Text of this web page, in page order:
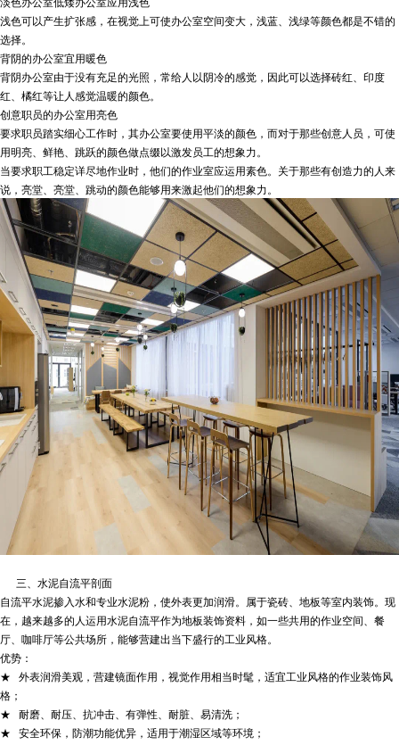
淡色办公室低矮办公室应用浅色
浅色可以产生扩张感，在视觉上可使办公室空间变大，浅蓝、浅绿等颜色都是不错的
选择。
背阴的办公室宜用暖色
背阴办公室由于没有充足的光照，常给人以阴冷的感觉，因此可以选择砖红、印度
红、橘红等让人感觉温暖的颜色。
创意职员的办公室用亮色
要求职员踏实细心工作时，其办公室要使用平淡的颜色，而对于那些创意人员，可使
用明亮、鲜艳、跳跃的颜色做点缀以激发员工的想象力。
当要求职工稳定详尽地作业时，他们的作业室应运用素色。关于那些有创造力的人来
说，亮堂、亮堂、跳动的颜色能够用来激起他们的想象力。
三、水泥自流平剖面
自流平水泥掺入水和专业水泥粉，使外表更加润滑。属于瓷砖、地板等室内装饰。现
在，越来越多的人运用水泥自流平作为地板装饰资料，如一些共用的作业空间、餐
厅、咖啡厅等公共场所，能够营建出当下盛行的工业风格。
优势：
★ 外表润滑美观，营建镜面作用，视觉作用相当时髦，适宜工业风格的作业装饰风
格；
★ 耐磨、耐压、抗冲击、有弹性、耐脏、易清洗；
★ 安全环保，防潮功能优异，适用于潮湿区域等环境；